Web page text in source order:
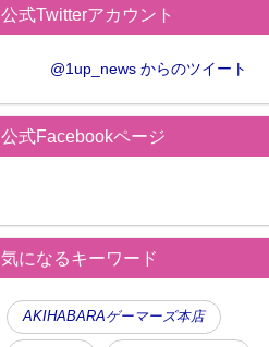
公式Twitterアカウント
@1up_news からのツイート
公式Facebookページ
気になるキーワード
AKIHABARAゲーマーズ本店